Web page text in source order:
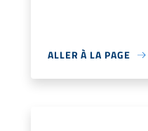
ALLER À LA PAGE